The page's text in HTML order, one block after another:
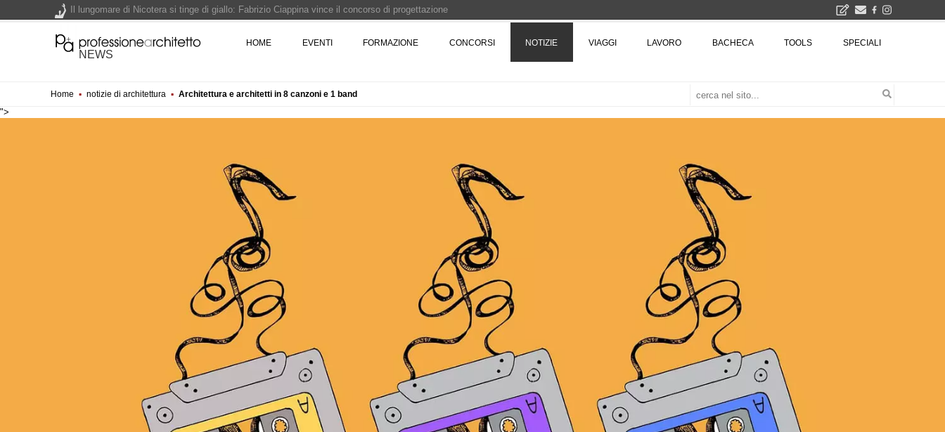
NEWS
HOME EVENTI FORMAZIONE CONCORSI NOTIZIE VIAGGI LAVORO BACHECA TOOLS SPECIALI
Home ▪ notizie di architettura ▪ Architettura e architetti in 8 canzoni e 1 band
">
Il lungomare di Nicotera si tinge di giallo: Fabrizio Ciappina vince il concorso di progettazione
Un nuovo volto per il lungomare di Villammare - Concorso di progettazione a procedura aperta due fasi Montepremi: 18.000 euro